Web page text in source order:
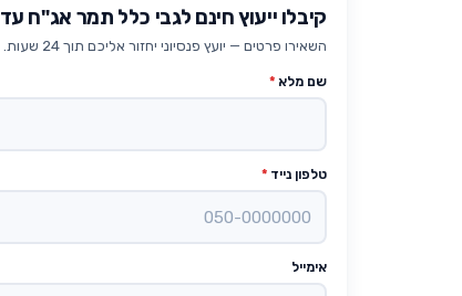
קיבלו ייעוץ חינם לגבי כלל תמר אג"ח עד 25% מניות
השאירו פרטים — יועץ פנסיוני יחזור אליכם תוך 24 שעות.
שם מלא *
טלפון נייד *
אימייל